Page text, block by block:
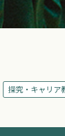
探究・キャリア